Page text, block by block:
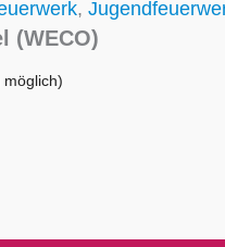
,
(WECO)
möglich)